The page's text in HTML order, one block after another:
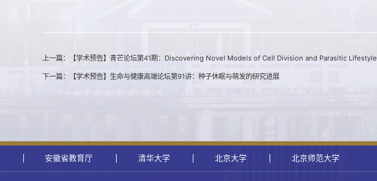
上一篇：【学术预告】青芒论坛第41期：Discovering Novel Models of Cell Division and Parasitic Lifestyle
下一篇：【学术预告】生命与健康高端论坛第91讲：种子休眠与萌发的研究进展
安徽省教育厅 清华大学 北京大学 北京师范大学